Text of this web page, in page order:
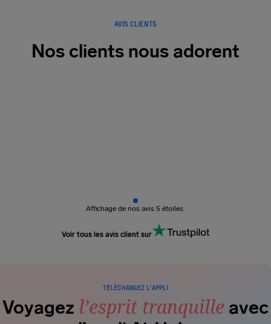
AVIS CLIENTS
Nos clients nous adorent
Affichage de nos avis 5 étoiles.
Voir tous les avis client sur
TÉLÉCHARGEZ L’APPLI
Voyagez l’esprit tranquille avec